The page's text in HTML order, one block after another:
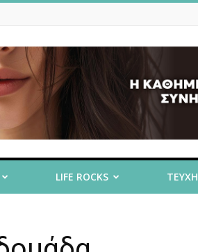
LIFE ROCKS ΤΕΥΧΗ